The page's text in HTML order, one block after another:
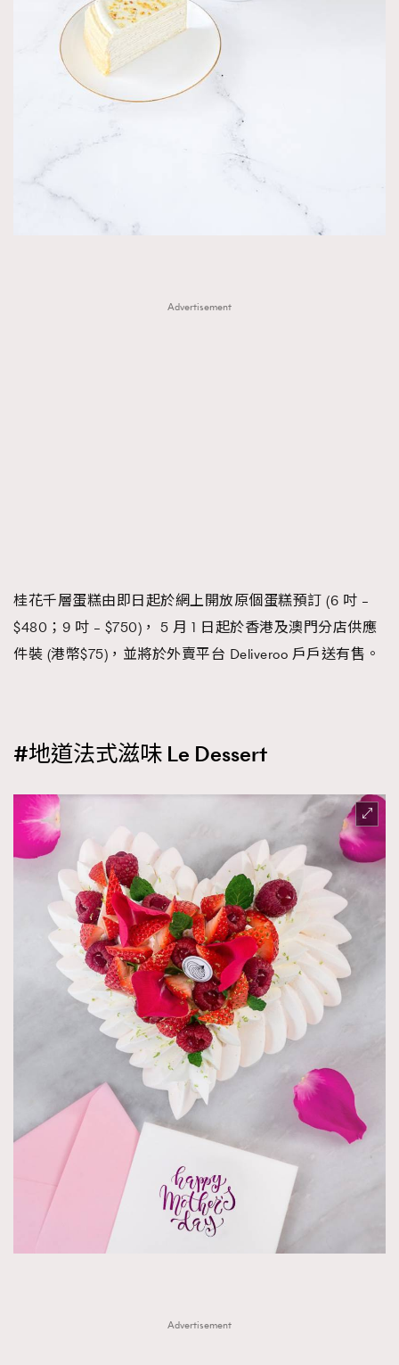
TRENDING
AFrenchMind
DressLikeAParisienne
EmpowerF
Advertisement
桂花千層蛋糕由即日起於網上開放原個蛋糕預訂 (6 吋 –
$480；9 吋 – $750)， 5 月 1 日起於香港及澳門分店供應
件裝 (港幣$75)，並將於外賣平台 Deliveroo 戶戶送有售。
#地道法式滋味 Le Dessert
Advertisement